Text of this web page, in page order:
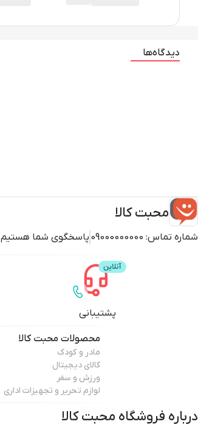
دیدگاه‌ها
محبت کالا
شماره تماس: 09000000000 پاسخگوی شما هستیم
پشتیبانی
محصولات محبت کالا
مادر و کودک
کالای دیجیتال
ورزش و سفر
لوازم تحریر و تجهیزات اداری
درباره فروشگاه محبت کالا